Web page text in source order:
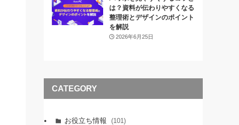
は？資料が伝わりやすくなる
整理術とデザインのポイント
を解説
2026年6月25日
CATEGORY
お役立ち情報 (101)